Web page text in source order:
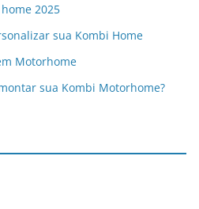
2025
sua Kombi Home
Motorhome
sua Kombi Motorhome?